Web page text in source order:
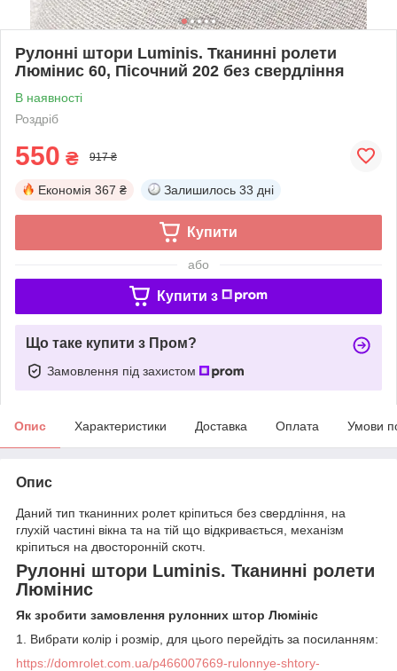
Рулонні штори Luminis. Тканинні ролети
Люмінис 60, Пісочний 202 без свердління
В наявності
Роздріб
550 ₴ 917 ₴
Економія 367 ₴ Залишилось 33 дні
Купити
або
Купити з
Що таке купити з Пром?
Замовлення під захистом
Опис Характеристики Доставка Оплата Умови
Опис
Даний тип тканинних ролет кріпиться без свердління, на
глухій частині вікна та на тій що відкривається, механізм
кріпиться на двосторонній скотч.
Рулонні штори Luminis. Тканинні ролети
Люмінис
Як зробити замовлення рулонних штор Люмініс
1. Вибрати колір і розмір, для цього перейдіть за посиланням:
https://domrolet.com.ua/p466007669-rulonnye-shtory-